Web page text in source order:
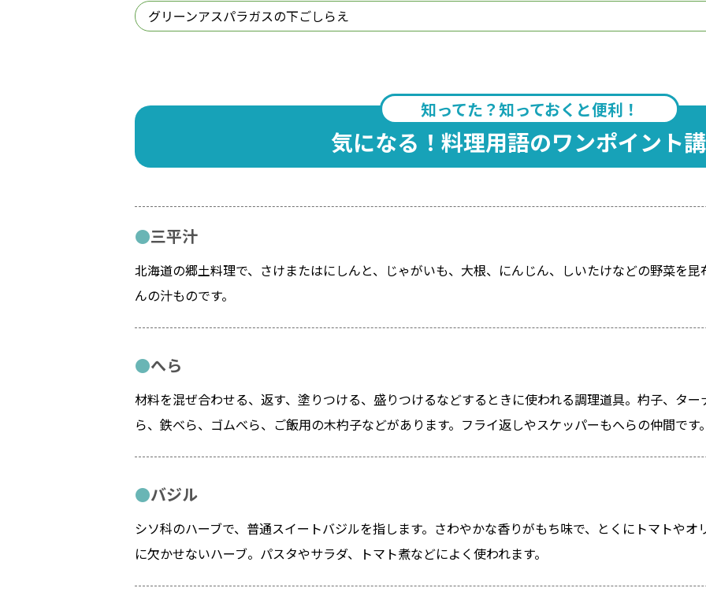
グリーンアスパラガスの下ごしらえ
知ってた？知っておくと便利！
気になる！料理用語のワンポイント
三平汁
北海道の郷土料理で、さけまたはにしんと、じゃがいも、大根、にんじん、しいたけなどの野菜を
んの汁ものです。
へら
材料を混ぜ合わせる、返す、塗りつける、盛りつけるなどするときに使われる調理道具。杓子、タ
ら、鉄べら、ゴムべら、ご飯用の木杓子などがあります。フライ返しやスケッパーもへらの仲間です
バジル
シソ科のハーブで、普通スイートバジルを指します。さわやかな香りがもち味で、とくにトマトや
に欠かせないハーブ。パスタやサラダ、トマト煮などによく使われます。